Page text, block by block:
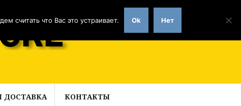
ДОСТАВКА КОНТАКТЫ
считать что Вас это устраивает. Ok Нет